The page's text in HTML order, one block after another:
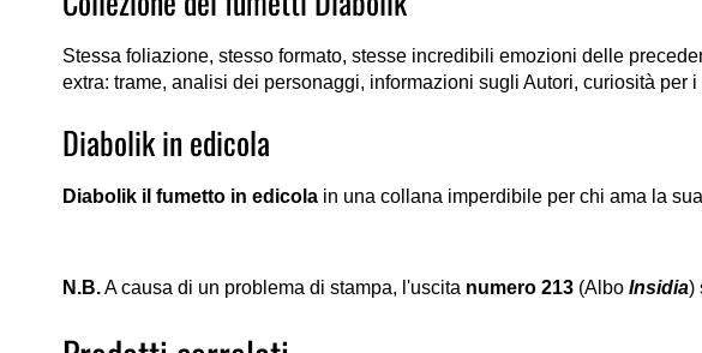
Stessa foliazione, stesso formato, stesse incredibili emozioni delle
extra: trame, analisi dei personaggi, informazioni sugli Autori, curiosità per
Diabolik in edicola
Diabolik il fumetto in edicola in una collana imperdibile per chi ama la
N.B.A causa di un problema di stampa, l'uscita numero 213 (Albo Insidia)